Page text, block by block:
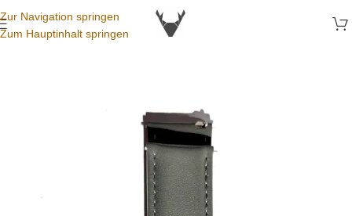
Zur Navigation springen
Zum Hauptinhalt springen